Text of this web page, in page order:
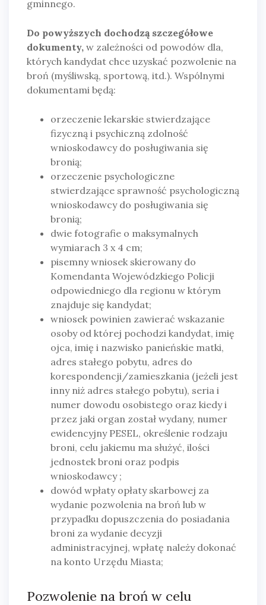
gminnego.
Do powyższych dochodzą szczegółowe
dokumenty, w zależności od powodów dla,
których kandydat chce uzyskać pozwolenie na
broń (myśliwską, sportową, itd.). Wspólnymi
dokumentami będą:
orzeczenie lekarskie stwierdzające
fizyczną i psychiczną zdolność
wnioskodawcy do posługiwania się
bronią;
orzeczenie psychologiczne
stwierdzające sprawność psychologiczną
wnioskodawcy do posługiwania się
bronią;
dwie fotografie o maksymalnych
wymiarach 3 x 4 cm;
pisemny wniosek skierowany do
Komendanta Wojewódzkiego Policji
odpowiedniego dla regionu w którym
znajduje się kandydat;
wniosek powinien zawierać wskazanie
osoby od której pochodzi kandydat, imię
ojca, imię i nazwisko panieńskie matki,
adres stałego pobytu, adres do
korespondencji/zamieszkania (jeżeli jest
inny niż adres stałego pobytu), seria i
numer dowodu osobistego oraz kiedy i
przez jaki organ został wydany, numer
ewidencyjny PESEL, określenie rodzaju
broni, celu jakiemu ma służyć, ilości
jednostek broni oraz podpis
wnioskodawcy ;
dowód wpłaty opłaty skarbowej za
wydanie pozwolenia na broń lub w
przypadku dopuszczenia do posiadania
broni za wydanie decyzji
administracyjnej, wpłatę należy dokonać
na konto Urzędu Miasta;
Pozwolenie na broń w celu